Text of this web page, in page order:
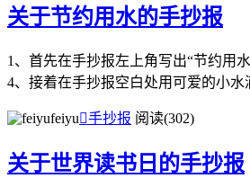
​关于节约用水的手抄报
1、首先在手抄报左上角写出“节约用
4、接着在手抄报空白处用可爱的小
feiyu手抄报 阅读(302)
关于世界读书日的手抄报